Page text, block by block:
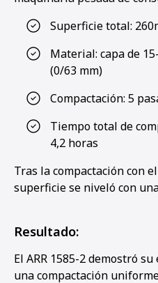
Superficie total:
Material: capa de
(0/63 mm)
Compactación: 5
Tiempo total de
4,2 horas
Tras la compactación con
superficie se niveló con
Resultado:
El ARR 1585-2 demostró
una compactación